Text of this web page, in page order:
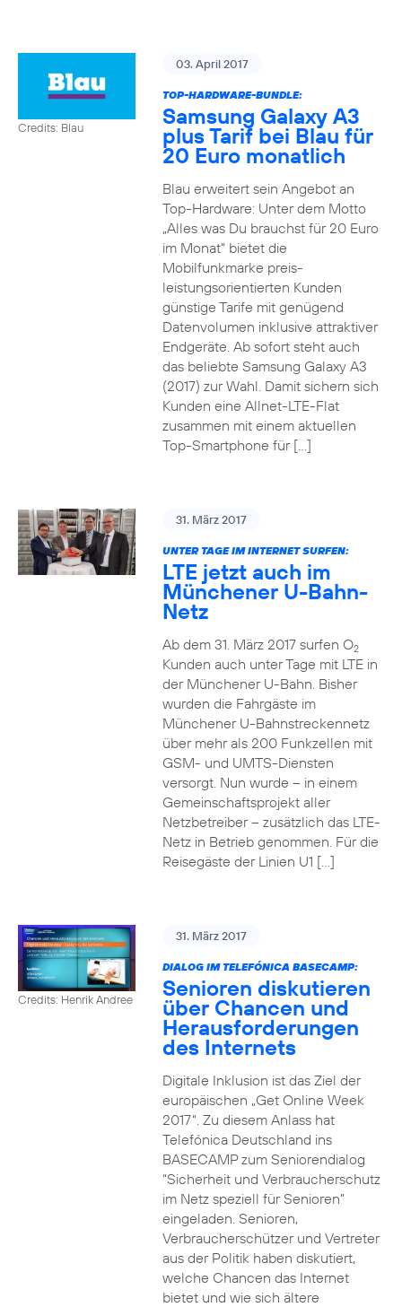
Credits: Blau
03. April 2017
TOP-HARDWARE-BUNDLE:
Samsung Galaxy A3
plus Tarif bei Blau für
20 Euro monatlich
Blau erweitert sein Angebot an
Top-Hardware: Unter dem Motto
„Alles was Du brauchst für 20 Euro
im Monat“ bietet die
Mobilfunkmarke preis-
leistungsorientierten Kunden
günstige Tarife mit genügend
Datenvolumen inklusive attraktiver
Endgeräte. Ab sofort steht auch
das beliebte Samsung Galaxy A3
(2017) zur Wahl. Damit sichern sich
Kunden eine Allnet-LTE-Flat
zusammen mit einem aktuellen
Top-Smartphone für […]
31. März 2017
UNTER TAGE IM INTERNET SURFEN:
LTE jetzt auch im
Münchener U-Bahn-
Netz
Ab dem 31. März 2017 surfen O2
Kunden auch unter Tage mit LTE in
der Münchener U-Bahn. Bisher
wurden die Fahrgäste im
Münchener U-Bahnstreckennetz
über mehr als 200 Funkzellen mit
GSM- und UMTS-Diensten
versorgt. Nun wurde – in einem
Gemeinschaftsprojekt aller
Netzbetreiber – zusätzlich das LTE-
Netz in Betrieb genommen. Für die
Reisegäste der Linien U1 […]
Credits: Henrik Andree
31. März 2017
DIALOG IM TELEFÓNICA BASECAMP:
Senioren diskutieren
über Chancen und
Herausforderungen
des Internets
Digitale Inklusion ist das Ziel der
europäischen „Get Online Week
2017“. Zu diesem Anlass hat
Telefónica Deutschland ins
BASECAMP zum Seniorendialog
“Sicherheit und Verbraucherschutz
im Netz speziell für Senioren”
eingeladen. Senioren,
Verbraucherschützer und Vertreter
aus der Politik haben diskutiert,
welche Chancen das Internet
bietet und wie sich ältere